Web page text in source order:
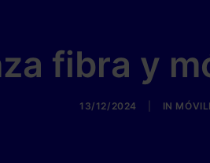
fibra y
13/12/2024 IN